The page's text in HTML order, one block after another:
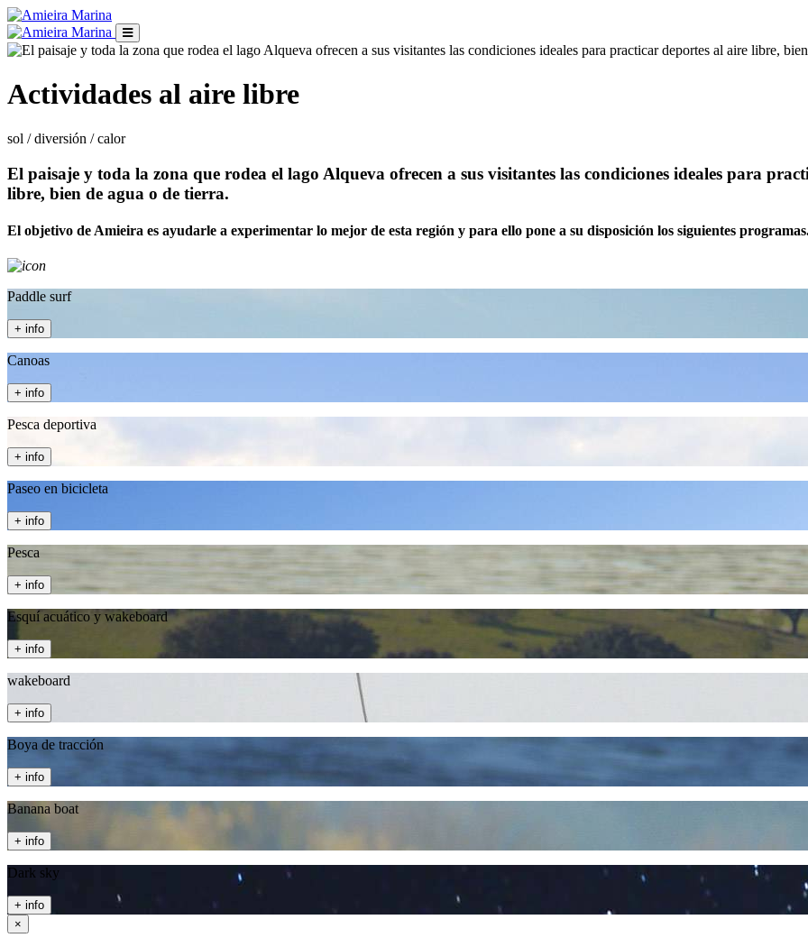
Actividades al aire libre
sol / diversión / calor
El paisaje y toda la zona que rodea el lago Alqueva ofrecen a sus visitantes las condiciones ideales para
libre, bien de agua o de tierra.
El objetivo de Amieira es ayudarle a experimentar lo mejor de esta región y para ello pone a su disposición los siguientes
Paddle surf
+ info
Canoas
+ info
Pesca deportiva
+ info
Paseo en bicicleta
+ info
Pesca
+ info
Esquí acuático y wakeboard
+ info
wakeboard
+ info
Boya de tracción
+ info
Banana boat
+ info
Dark sky
+ info
×